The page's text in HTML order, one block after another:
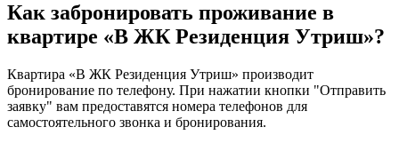
Как забронировать проживание в
квартире «В ЖК Резиденция Утриш»?
Квартира «В ЖК Резиденция Утриш» производит
бронирование по телефону. При нажатии кнопки "Отправить
заявку" вам предоставятся номера телефонов для
самостоятельного звонка и бронирования.